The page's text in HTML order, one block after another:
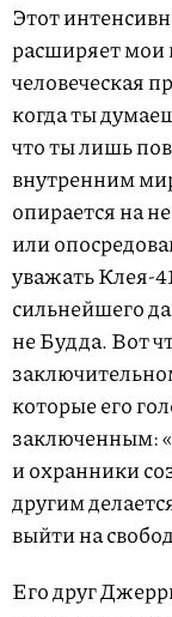
Этот
расширяет мои
человеческая
когда ты
что ты лишь
внутренним
опирается на
или
уважать Клея-
сильнейшего
не Будда. Вот
которые его
заключенным:
и охранники
другим
выйти на
Его друг